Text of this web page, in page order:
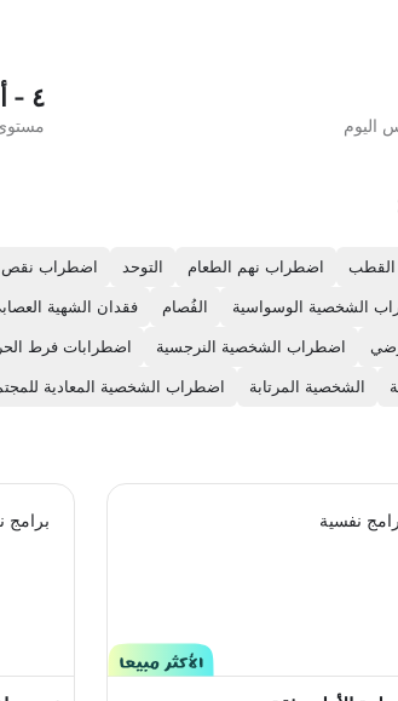
اليوم
٤ - أنت أكثر سعادة!
مستوى الرضا
القطب اضطراب نهم الطعام التوحد اضطراب نقص
الشخصية الوسواسية الفُصام فقدان الشهية
اضطراب الشخصية النرجسية اضطرابات فرط
الشخصية المرتابة اضطراب الشخصية المعادية
نفسية برامج